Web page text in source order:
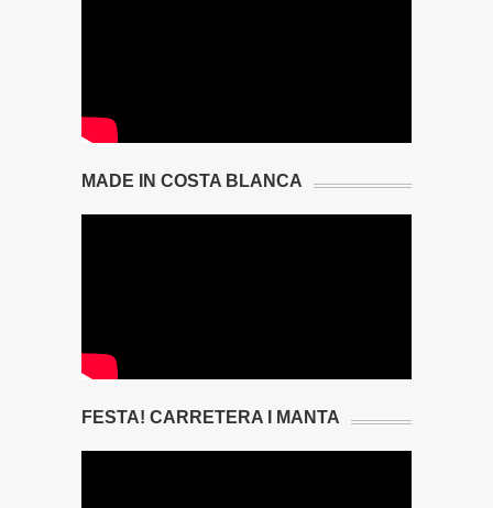
MADE IN COSTA BLANCA
FESTA! CARRETERA I MANTA